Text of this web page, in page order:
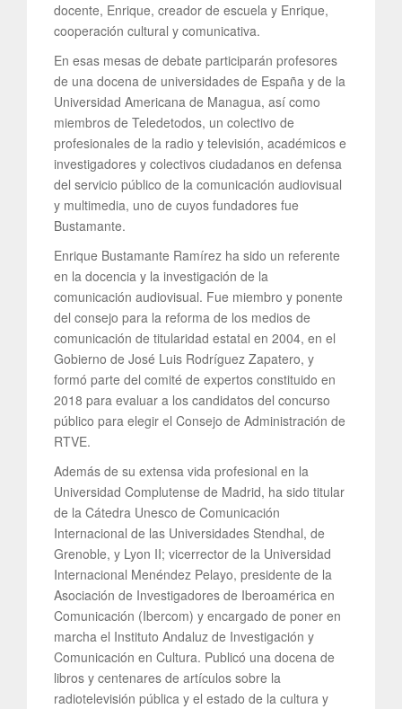
docente, Enrique, creador de escuela y Enrique,
cooperación cultural y comunicativa.
En esas mesas de debate participarán profesores
de una docena de universidades de España y de la
Universidad Americana de Managua, así como
miembros de Teledetodos, un colectivo de
profesionales de la radio y televisión, académicos e
investigadores y colectivos ciudadanos en defensa
del servicio público de la comunicación audiovisual
y multimedia, uno de cuyos fundadores fue
Bustamante.
Enrique Bustamante Ramírez ha sido un referente
en la docencia y la investigación de la
comunicación audiovisual. Fue miembro y ponente
del consejo para la reforma de los medios de
comunicación de titularidad estatal en 2004, en el
Gobierno de José Luis Rodríguez Zapatero, y
formó parte del comité de expertos constituido en
2018 para evaluar a los candidatos del concurso
público para elegir el Consejo de Administración de
RTVE.
Además de su extensa vida profesional en la
Universidad Complutense de Madrid, ha sido titular
de la Cátedra Unesco de Comunicación
Internacional de las Universidades Stendhal, de
Grenoble, y Lyon II; vicerrector de la Universidad
Internacional Menéndez Pelayo, presidente de la
Asociación de Investigadores de Iberoamérica en
Comunicación (Ibercom) y encargado de poner en
marcha el Instituto Andaluz de Investigación y
Comunicación en Cultura. Publicó una docena de
libros y centenares de artículos sobre la
radiotelevisión pública y el estado de la cultura y